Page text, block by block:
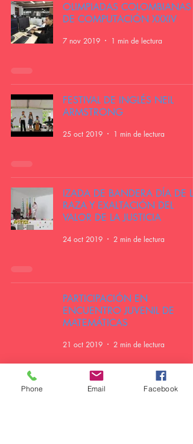
OLIMPIADAS COLOMBIANAS
DE COMPUTACIÓN XXXIV
7 nov 2019 1 min de lectura
FESTIVAL DE INGLÉS NEIL
ARMSTRONG
25 oct 2019 1 min de lectura
IZADA DE BANDERA DÍA DE LA
RAZA Y EXALTACIÓN DEL
VALOR DE LA JUSTICIA
24 oct 2019 2 min de lectura
PARTICIPACIÓN EN
ENCUENTRO JUVENIL DE
MATEMÁTICAS
21 oct 2019 2 min de lectura
Phone Email Facebook